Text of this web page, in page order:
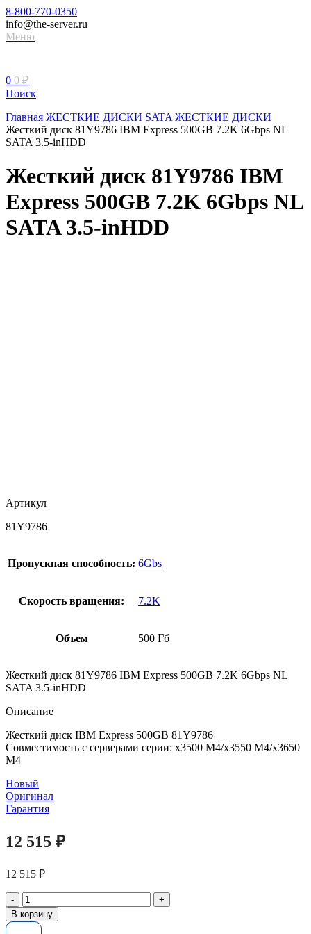
8-800-770-0350
info@the-server.ru
Меню
0 0 ₽
Поиск
Главная ЖЕСТКИЕ ДИСКИ SATA ЖЕСТКИЕ ДИСКИ
Жесткий диск 81Y9786 IBM Express 500GB 7.2K 6Gbps NL
SATA 3.5-inHDD
Жесткий диск 81Y9786 IBM
Express 500GB 7.2K 6Gbps NL
SATA 3.5-inHDD
Артикул
81Y9786
Пропускная способность: 6Gbs
Скорость вращения: 7.2K
Объем 500 Гб
Жесткий диск 81Y9786 IBM Express 500GB 7.2K 6Gbps NL
SATA 3.5-inHDD
Описание
Жесткий диск IBM Express 500GB 81Y9786
Совместимость с серверами серии: x3500 M4/x3550 M4/x3650
M4
Новый
Оригинал
Гарантия
12 515 ₽
12 515 ₽
Количество
товара
Жесткий
В корзину